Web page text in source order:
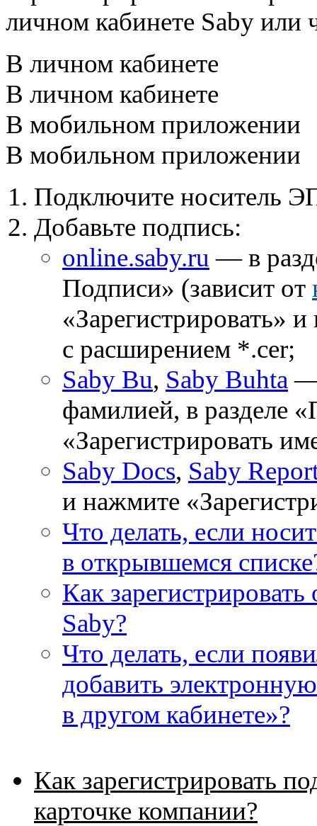
личном кабинете Saby или
В личном кабинете
В личном кабинете
В мобильном приложении
В мобильном приложении
Подключите носитель
Добавьте подпись:
online.saby.ru — в
Подписи» (зависит от
«Зарегистрировать»
с расширением *.cer;
Saby Bu, Saby Buhta —
фамилией, в разделе
«Зарегистрировать
Saby Docs, Saby
и нажмите
Что делать, если
в открывшемся
Как
Saby?
Что делать, если
добавить
в другом кабинете»?
Как зарегистрировать
карточке компании?